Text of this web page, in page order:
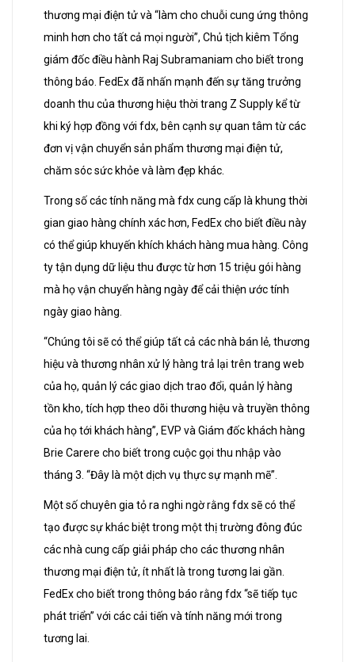
thương mại điện tử và “làm cho chuỗi cung ứng thông
minh hơn cho tất cả mọi người”, Chủ tịch kiêm Tổng
giám đốc điều hành Raj Subramaniam cho biết trong
thông báo. FedEx đã nhấn mạnh đến sự tăng trưởng
doanh thu của thương hiệu thời trang Z Supply kể từ
khi ký hợp đồng với fdx, bên cạnh sự quan tâm từ các
đơn vị vận chuyển sản phẩm thương mại điện tử,
chăm sóc sức khỏe và làm đẹp khác.
Trong số các tính năng mà fdx cung cấp là khung thời
gian giao hàng chính xác hơn, FedEx cho biết điều này
có thể giúp khuyến khích khách hàng mua hàng. Công
ty tận dụng dữ liệu thu được từ hơn 15 triệu gói hàng
mà họ vận chuyển hàng ngày để cải thiện ước tính
ngày giao hàng.
“Chúng tôi sẽ có thể giúp tất cả các nhà bán lẻ, thương
hiệu và thương nhân xử lý hàng trả lại trên trang web
của họ, quản lý các giao dịch trao đổi, quản lý hàng
tồn kho, tích hợp theo dõi thương hiệu và truyền thông
của họ tới khách hàng”, EVP và Giám đốc khách hàng
Brie Carere cho biết trong cuộc gọi thu nhập vào
tháng 3. “Đây là một dịch vụ thực sự mạnh mẽ”.
Một số chuyên gia tỏ ra nghi ngờ rằng fdx sẽ có thể
tạo được sự khác biệt trong một thị trường đông đúc
các nhà cung cấp giải pháp cho các thương nhân
thương mại điện tử, ít nhất là trong tương lai gần.
FedEx cho biết trong thông báo rằng fdx “sẽ tiếp tục
phát triển” với các cải tiến và tính năng mới trong
tương lai.